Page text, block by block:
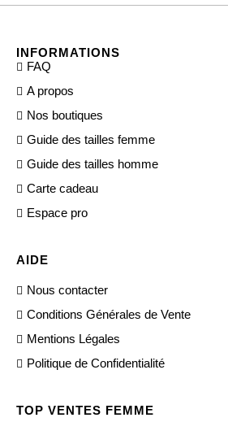
INFORMATIONS
FAQ
A propos
Nos boutiques
Guide des tailles femme
Guide des tailles homme
Carte cadeau
Espace pro
AIDE
Nous contacter
Conditions Générales de Vente
Mentions Légales
Politique de Confidentialité
TOP VENTES FEMME